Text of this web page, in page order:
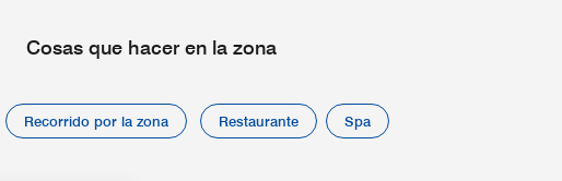
Cosas que hacer en la zona
Recorrido por la zona Restaurante Spa